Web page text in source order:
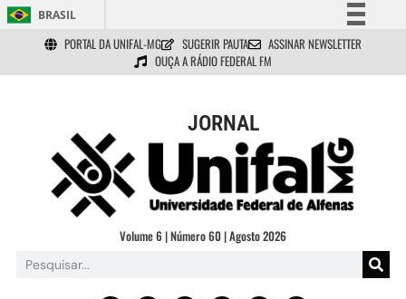
BRASIL
Simplifique!
Comunica BR
Acesso à informação
Legislação
Canais
PORTAL DA UNIFAL-MG SUGERIR PAUTA
ASSINAR NEWSLETTER
OUÇA A RÁDIO FEDERAL FM
JORNAL
Volume 6 | Número 60 | Agosto 2026